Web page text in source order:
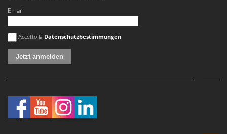
Mockmill
More than chef
MOSA
MTD
Email
Es ist ein Fehler aufgetreten
Accetto la Datenschutzbestimmungen